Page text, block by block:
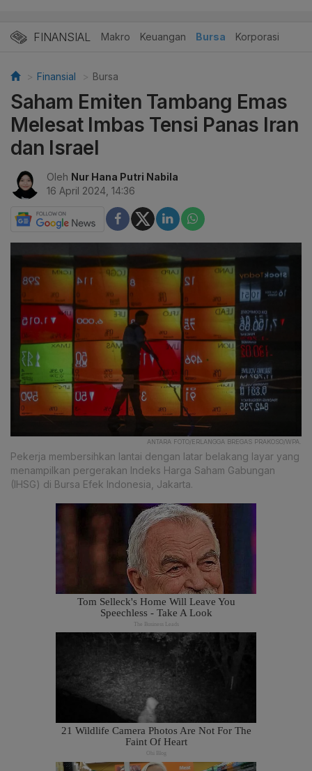
FINANSIAL Makro Keuangan Bursa Korporasi
Finansial Bursa
Saham Emiten Tambang Emas
Melesat Imbas Tensi Panas Iran
dan Israel
Oleh Nur Hana Putri Nabila
16 April 2024, 14:36
ANTARA FOTO/ERLANGGA BREGAS PRAKOSO/WPA.
Pekerja membersihkan lantai dengan latar belakang layar yang
menampilkan pergerakan Indeks Harga Saham Gabungan
(IHSG) di Bursa Efek Indonesia, Jakarta.